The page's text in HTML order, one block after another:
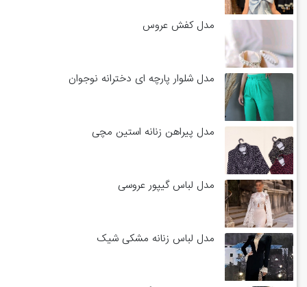
مدل کفش عروس
مدل شلوار پارچه ای دخترانه نوجوان
مدل پیراهن زنانه استین مچی
مدل لباس گیپور عروسی
مدل لباس زنانه مشکی شیک